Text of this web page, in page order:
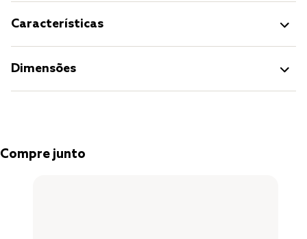
Características
Dimensões
Compre junto